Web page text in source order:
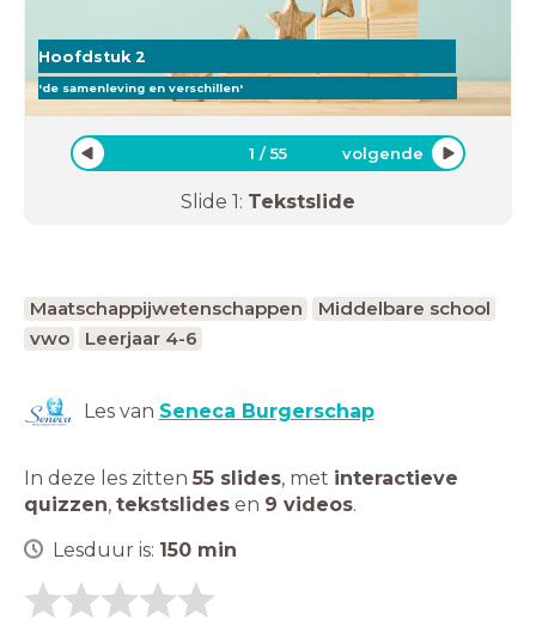
Hoofdstuk 2
'de samenleving en verschillen'
1 /55 volgende
Slide 1: Tekstslide
Maatschappijwetenschappen
Middelbare school
vwo
Leerjaar 4-6
Les van Seneca Burgerschap
In deze les zitten 55 slides, met interactieve
quizzen, tekstslides en 9 videos.
Lesduur is: 150 min